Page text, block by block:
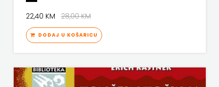
22,40 KM28,00 KM
DODAJ U KOŠARICU